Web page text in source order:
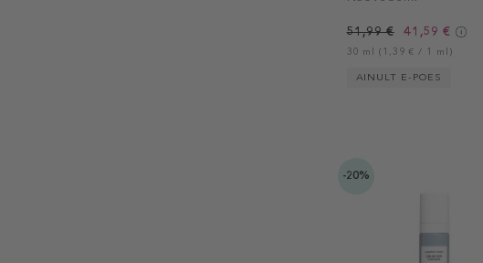
51,99 € 41,59 €
30 ml (1,39 € / 1 ml)
AINULT E-POES
-20%